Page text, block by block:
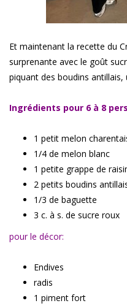
Et maintenant la recette du
surprenante avec le goût
piquant des boudins antillais,
Ingrédients pour 6 à 8
1 petit melon
1/4 de melon blanc
1 petite grappe de
2 petits boudins
1/3 de baguette
3 c. à s. de sucre roux
pour le décor:
Endives
radis
1 piment fort